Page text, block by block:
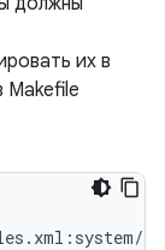
их в
Makefile